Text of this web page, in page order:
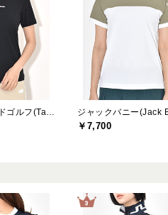
￥7,700